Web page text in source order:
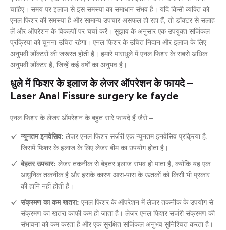
चाहिए। समय पर इलाज से इस समस्या का समाधान संभव है। यदि किसी व्यक्ति को
एनल फिशर की समस्या है और सामान्य उपचार असफल हो रहा हैं, तो डॉक्टर से सलाह
लें और ऑपरेशन के विकल्पों पर चर्चा करें। सुझाव के अनुसार एक उपयुक्त सर्जिकल
प्रक्रिया को चुनना उचित रहेगा। एनल फिशर के उचित निदान और इलाज के लिए
अनुभवी डॉक्टरों की जरूरत होती है। हमारे पासधुले में एनल फिशर के सबसे अधिक
अनुभवी डॉक्टर हैं, जिन्हें कई वर्षों का अनुभव है।
धुले में फिशर के इलाज के लेजर ऑपरेशन के फायदे –
Laser Anal Fissure surgery ke fayde
एनल फिशर के लेजर ऑपरेशन के बहुत सारे फायदे हैं जैसे –
न्यूनतम इनवेसिव: लेजर एनल फिशर सर्जरी एक न्यूनतम इनवेसिव प्रक्रिया है,
जिसमें फिशर के इलाज के लिए लेजर बीम का उपयोग होता है।
बेहतर उपचार: लेजर तकनीक से बेहतर इलाज संभव हो पाता है, क्योंकि यह एक
आधुनिक तकनीक है और इसके कारण आस-पास के ऊतकों को किसी भी प्रकार
की हानि नहीं होती है।
संक्रमण का कम खतरा: एनल फिशर के ऑपरेशन में लेजर तकनीक के उपयोग से
संक्रमण का खतरा काफी कम हो जाता है। लेजर एनल फिशर सर्जरी संक्रमण की
संभावना को कम करता है और एक सुरक्षित सर्जिकल अनुभव सुनिश्चित करता है।